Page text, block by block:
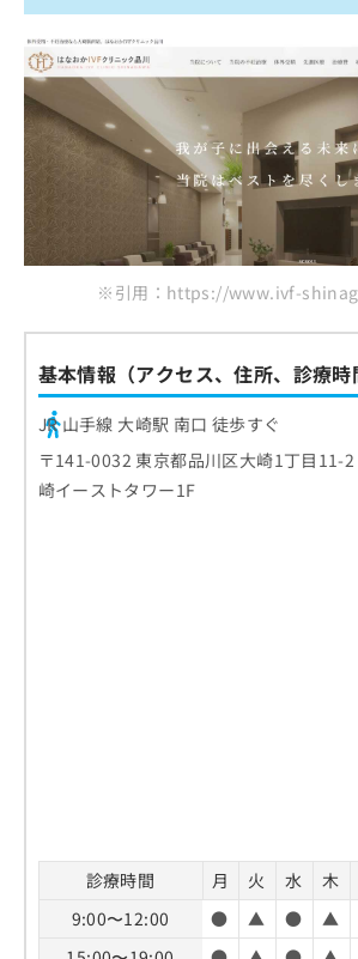
※引用：https://www.ivf-
基本情報（アクセス、住所、診療時
JR 山手線 大崎駅 南口 徒歩すぐ
〒141-0032 東京都品川区大崎1丁目11-
崎イーストタワー1F
診療時間 月 火 水 木
9:00〜12:00
● ▲ ● ▲